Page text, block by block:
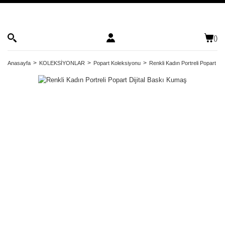
()
Anasayfa KOLEKSİYONLAR Popart Koleksiyonu Renkli Kadın Portreli Popart